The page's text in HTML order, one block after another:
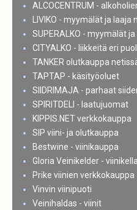
ALCOCENTRUM -
LIVIKO - myymälät ja
SUPERALKO - myymälät
CITYALKO - liikkeitä eri
TANKER olutkauppa
TAPTAP - käsityöoluet
SIIDRIMAJA - parhaat
SPIRITDELI - laatujuomat
KIPPIS.NET verkkokauppa
SIP viini- ja olutkauppa
Bestwine - viinikauppa
Gloria Veinikelder -
Prike viinien verkkokauppa
Vinvin viinipuoti
Veinihaldas - viinit